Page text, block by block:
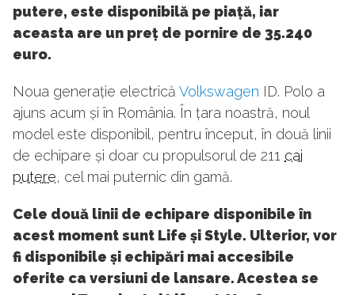
putere, este disponibilă pe piață, iar
aceasta are un preț de pornire de 35.240
euro.
Noua generație electrică Volkswagen ID. Polo a
ajuns acum și în România. În țara noastră, noul
model este disponibil, pentru început, în două linii
de echipare și doar cu propulsorul de 211 cai
putere, cel mai puternic din gamă.
Cele două linii de echipare disponibile în
acest moment sunt Life și Style. Ulterior, vor
fi disponibile și echipări mai accesibile
oferite ca versiuni de lansare. Acestea se